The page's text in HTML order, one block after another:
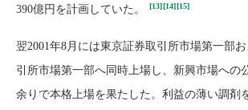
390億円を計画していた。
[13][14][15]
翌2001年8月には東京証券取引所市場第一部
引所市場第一部へ同時上場し、新興市場への
余りで本格上場を果たした。利益の薄い調剤